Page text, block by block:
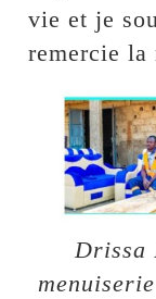
vie et je
remercie la
Drissa